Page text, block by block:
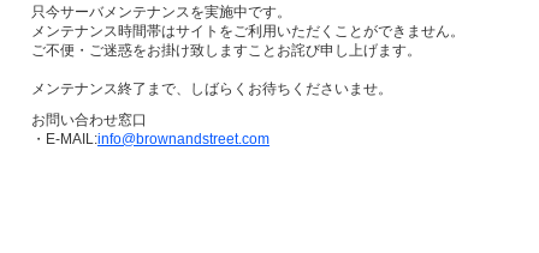
只今サーバメンテナンスを実施中です。
メンテナンス時間帯はサイトをご利用いただくことができません。
ご不便・ご迷惑をお掛け致しますことお詫び申し上げます。
メンテナンス終了まで、しばらくお待ちくださいませ。
お問い合わせ窓口
・E-MAIL:info@brownandstreet.com